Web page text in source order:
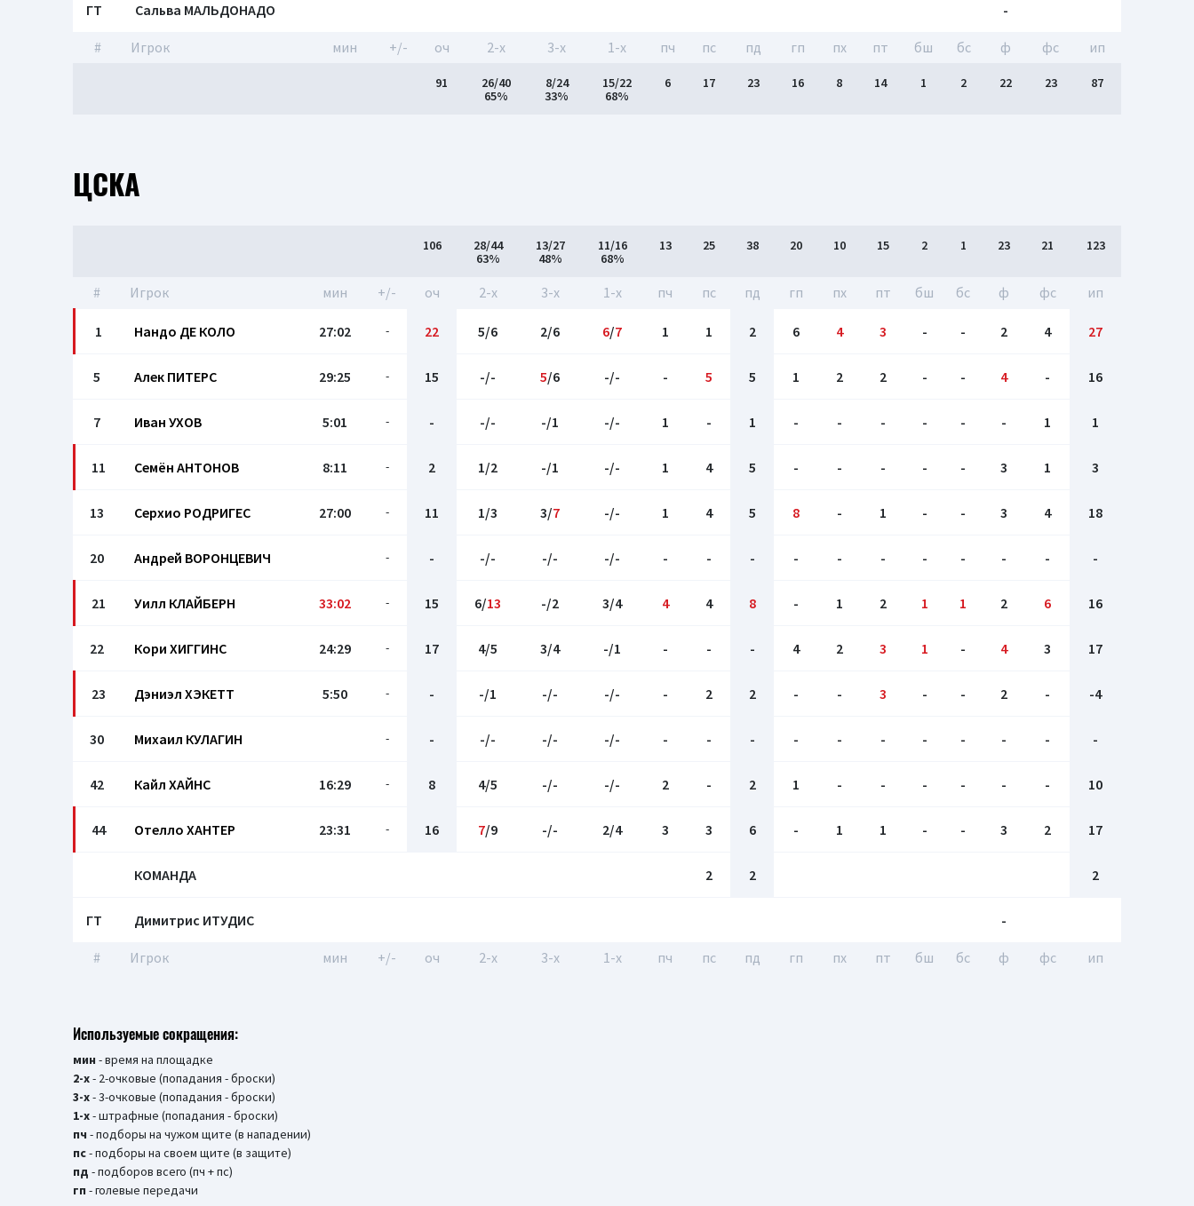
ГТ Сальва МАЛЬДОНАДО -
# Игрок мин +/- оч 2-x 3-x 1-x пч пс пд гп пх пт бш бc ф фс ип
91
26/40
65%
8/24
33%
15/22
68%
6 17 23 16 8 14 1 2 22 23 87
ЦСКА
106
28/44
63%
13/27
48%
11/16
68%
13 25 38 20 10 15 2 1 23 21 123
# Игрок мин +/- оч 2-x 3-x 1-x пч пс пд гп пх пт бш бc ф фс ип
1 Нандо ДЕ КОЛО 27:02 - 22 5/6 2/6 6/7 1 1 2 6 4 3 - - 2 4 27
5 Алек ПИТЕРС 29:25 - 15 -/- 5/6 -/- - 5 5 1 2 2 - - 4 - 16
7 Иван УХОВ 5:01 - - -/- -/1 -/- 1 - 1 - - - - - - 1 1
11 Семён АНТОНОВ 8:11 - 2 1/2 -/1 -/- 1 4 5 - - - - - 3 1 3
13 Серхио РОДРИГЕС 27:00 - 11 1/3 3/7 -/- 1 4 5 8 - 1 - - 3 4 18
20 Андрей ВОРОНЦЕВИЧ - - -/- -/- -/- - - - - - - - - - - -
21 Уилл КЛАЙБЕРН 33:02 - 15 6/13 -/2 3/4 4 4 8 - 1 2 1 1 2 6 16
22 Кори ХИГГИНС 24:29 - 17 4/5 3/4 -/1 - - - 4 2 3 1 - 4 3 17
23 Дэниэл ХЭКЕТТ 5:50 - - -/1 -/- -/- - 2 2 - - 3 - - 2 - -4
30 Михаил КУЛАГИН - - -/- -/- -/- - - - - - - - - - - -
42 Кайл ХАЙНС 16:29 - 8 4/5 -/- -/- 2 - 2 1 - - - - - - 10
44 Отелло ХАНТЕР 23:31 - 16 7/9 -/- 2/4 3 3 6 - 1 1 - - 3 2 17
КОМАНДА 2 2 2
ГТ Димитрис ИТУДИС -
# Игрок мин +/- оч 2-x 3-x 1-x пч пс пд гп пх пт бш бc ф фс ип
Используемые сокращения:
мин - время на площадке
2-х- 2-очковые (попадания - броски)
3-х- 3-очковые (попадания - броски)
1-х- штрафные (попадания - броски)
пч - подборы на чужом щите (в нападении)
пс- подборы на своем щите (в защите)
пд - подборов всего (пч + пс)
гп - голевые передачи